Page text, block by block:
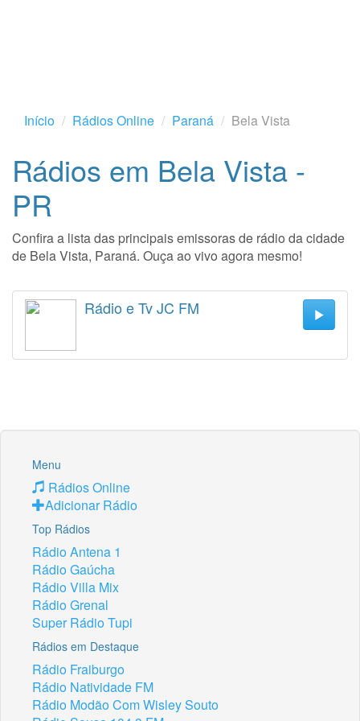
Início Rádios Online Paraná Bela Vista
Rádios em Bela Vista -
PR
Confira a lista das principais emissoras de rádio da cidade
de Bela Vista, Paraná. Ouça ao vivo agora mesmo!
Rádio e Tv JC FM
Menu
Rádios Online
Adicionar Rádio
Top Rádios
Rádio Antena 1
Rádio Gaúcha
Rádio Villa Mix
Rádio Grenal
Super Rádio Tupi
Rádios em Destaque
Rádio Fraiburgo
Rádio Natividade FM
Rádio Modão Com Wisley Souto